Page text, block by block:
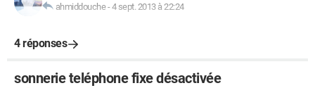
ahmiddouche-4 sept. 2013 à 22:24
4 réponses
sonnerie teléphone fixe désactivée